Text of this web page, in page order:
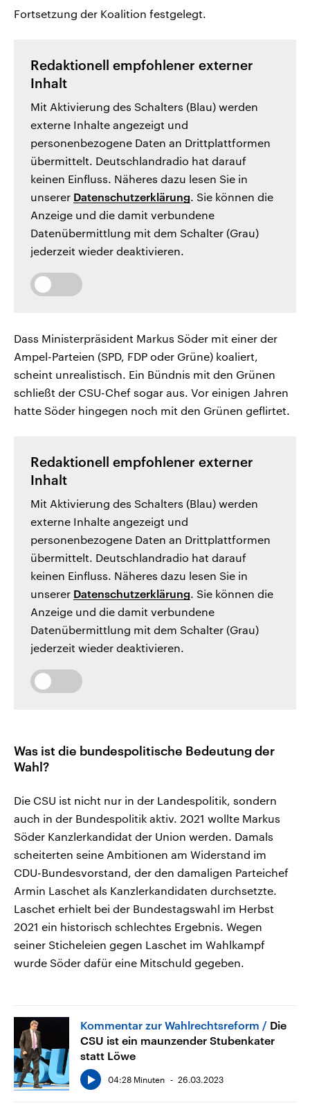
Fortsetzung der Koalition festgelegt.
Redaktionell empfohlener externer
Inhalt
Mit Aktivierung des Schalters (Blau) werden
externe Inhalte angezeigt und
personenbezogene Daten an Drittplattformen
übermittelt. Deutschlandradio hat darauf
keinen Einfluss. Näheres dazu lesen Sie in
unserer Datenschutzerklärung . Sie können die
Anzeige und die damit verbundene
Datenübermittlung mit dem Schalter (Grau)
jederzeit wieder deaktivieren.
Dass Ministerpräsident Markus Söder mit einer der
Ampel-Parteien (SPD, FDP oder Grüne) koaliert,
scheint unrealistisch. Ein Bündnis mit den Grünen
schließt der CSU-Chef sogar aus. Vor einigen Jahren
hatte Söder hingegen noch mit den Grünen geflirtet.
Redaktionell empfohlener externer
Inhalt
Mit Aktivierung des Schalters (Blau) werden
externe Inhalte angezeigt und
personenbezogene Daten an Drittplattformen
übermittelt. Deutschlandradio hat darauf
keinen Einfluss. Näheres dazu lesen Sie in
unserer Datenschutzerklärung . Sie können die
Anzeige und die damit verbundene
Datenübermittlung mit dem Schalter (Grau)
jederzeit wieder deaktivieren.
Was ist die bundespolitische Bedeutung der
Wahl?
Die CSU ist nicht nur in der Landespolitik, sondern
auch in der Bundespolitik aktiv. 2021 wollte Markus
Söder Kanzlerkandidat der Union werden. Damals
scheiterten seine Ambitionen am Widerstand im
CDU-Bundesvorstand, der den damaligen Parteichef
Armin Laschet als Kanzlerkandidaten durchsetzte.
Laschet erhielt bei der Bundestagswahl im Herbst
2021 ein historisch schlechtes Ergebnis. Wegen
seiner Sticheleien gegen Laschet im Wahlkampf
wurde Söder dafür eine Mitschuld gegeben.
Kommentar zur Wahlrechtsreform
Die
CSU ist ein maunzender Stubenkater
statt Löwe
04:28 Minuten 26.03.2023